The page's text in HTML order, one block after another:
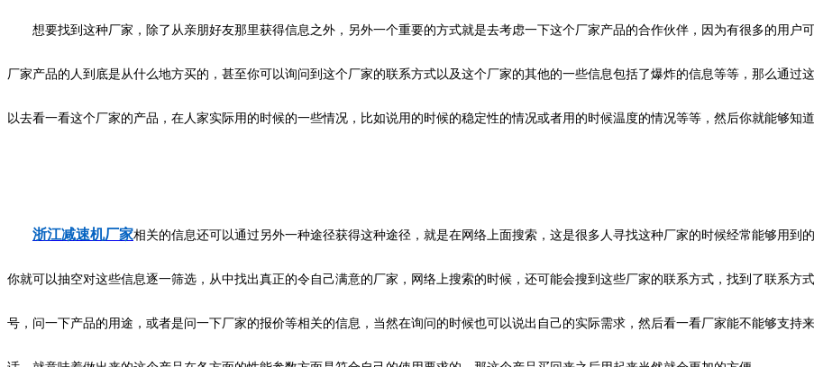
想要找到这种厂家，除了从亲朋好友那里获得信息之外，另外一个重要的方式就是去考虑一下这个厂家产品的合作伙伴，因为有很多的用户
厂家产品的人到底是从什么地方买的，甚至你可以询问到这个厂家的联系方式以及这个厂家的其他的一些信息包括了爆炸的信息等等，那么通
以去看一看这个厂家的产品，在人家实际用的时候的一些情况，比如说用的时候的稳定性的情况或者用的时候温度的情况等等，然后你就能够知
浙江减速机厂家相关的信息还可以通过另外一种途径获得这种途径，就是在网络上面搜索，这是很多人寻找这种厂家的时候经常能够用到
你就可以抽空对这些信息逐一筛选，从中找出真正的令自己满意的厂家，网络上搜索的时候，还可能会搜到这些厂家的联系方式，找到了联系方
号，问一下产品的用途，或者是问一下厂家的报价等相关的信息，当然在询问的时候也可以说出自己的实际需求，然后看一看厂家能不能够支持